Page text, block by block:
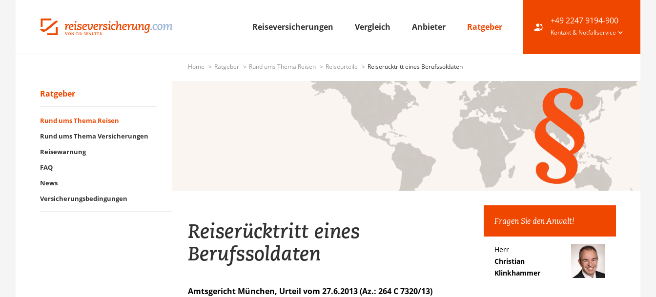
Reiseversicherungen Vergleich Anbieter Ratgeber
+49 2247 9194-900
Kontakt & Notfallservice
Home Ratgeber Rund ums Thema Reisen Reiseurteile Reiserücktritt eines Berufssoldaten
Ratgeber
Rund ums Thema Reisen
Rund ums Thema Versicherungen
Reisewarnung
FAQ
News
Versicherungsbedingungen
Reiserücktritt eines
Berufssoldaten
Amtsgericht München, Urteil vom 27.6.2013 (Az.: 264 C 7320/13)
Fragen Sie den Anwalt!
Herr
Christian
Klinkhammer